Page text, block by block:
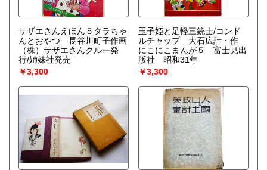
サザエさんえほん５タラちゃ
んとおやつ 長谷川町子作画
（株）サザエさんクルー発
行/姉妹社発売
￥3,300
玉子姫と足軽三銃士/コンド
ルチャップ 大石広計・作
にこにこまんが５ 富士見出
版社 昭和31年
￥3,300